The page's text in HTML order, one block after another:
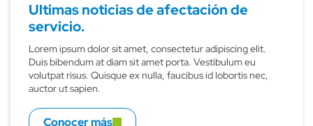
Ultimas noticias de afectación de
servicio.
Lorem ipsum dolor sit amet, consectetur adipiscing elit.
Duis bibendum at diam sit amet porta. Vestibulum eu
volutpat risus. Quisque ex nulla, faucibus id lobortis nec,
auctor ut sapien.
Conocer más